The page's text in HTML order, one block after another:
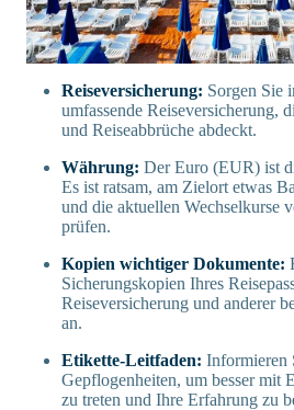
Reiseversicherung: Sorgen Sie
umfassende Reiseversicherung,
und Reiseabbrüche abdeckt.
Währung: Der Euro (EUR) ist
Es ist ratsam, am Zielort etwas
und die aktuellen Wechselkurse
prüfen.
Kopien wichtiger Dokumente:
Sicherungskopien Ihres
Reiseversicherung und anderer
an.
Etikette-Leitfaden: Informieren
Gepflogenheiten, um besser mit
zu treten und Ihre Erfahrung zu